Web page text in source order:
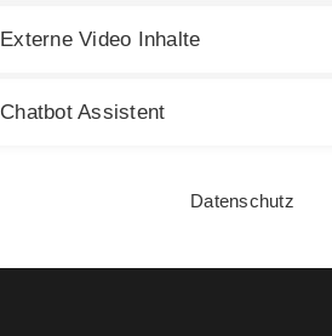
Inverted Classroom in der
Kooperative Lernmethoden in
Externe Video Inhalte
Chatbot Assistent
Datenschutz